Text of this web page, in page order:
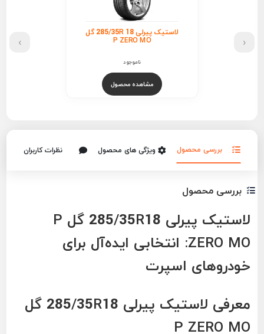
لاستیک پیرلی 285/35R 18 گل
P ZERO MO
ناموجود
مشاهده محصول
‹
›
بررسی محصول ویژگی های محصول نظرات کاربران
بررسی محصول
لاستیک پیرلی 285/35R18 گل P
ZERO MO: انتخابی ایده‌آل برای
خودروهای اسپرت
معرفی لاستیک پیرلی 285/35R18 گل
P ZERO MO